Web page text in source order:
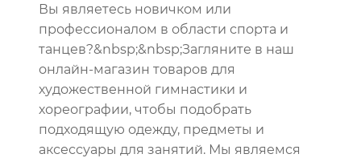
Вы являетесь новичком или
профессионалом в области спорта и
танцев?&nbsp;&nbsp;Загляните в наш
онлайн-магазин товаров для
художественной гимнастики и
хореографии, чтобы подобрать
подходящую одежду, предметы и
аксессуары для занятий. Мы являемся